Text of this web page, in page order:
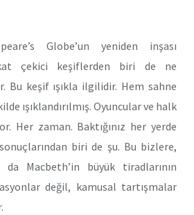
Globe’un yeniden inşası
çekici keşiflerden biri de ne
Bu keşif ışıkla ilgilidir. Hem sahne
ışıklandırılmış. Oyuncular ve halk
Her zaman. Baktığınız her yerde
biri de şu. Bu bizlere,
Macbeth’in büyük tiradlarının
değil, kamusal tartışmalar